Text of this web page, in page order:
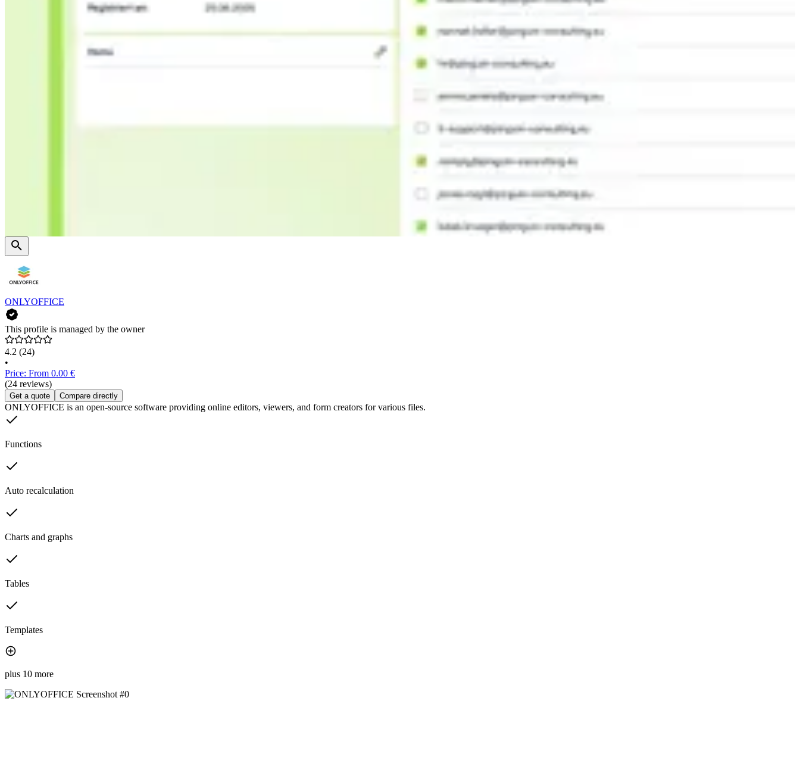
ONLYOFFICE
This profile is managed by the owner
4.2 (24)
•
Price: From 0.00 €
(24 reviews)
Get a quote Compare directly
ONLYOFFICE is an open-source software providing online editors, viewers, and form creators for various files.
Functions
Auto recalculation
Charts and graphs
Tables
Templates
plus 10 more